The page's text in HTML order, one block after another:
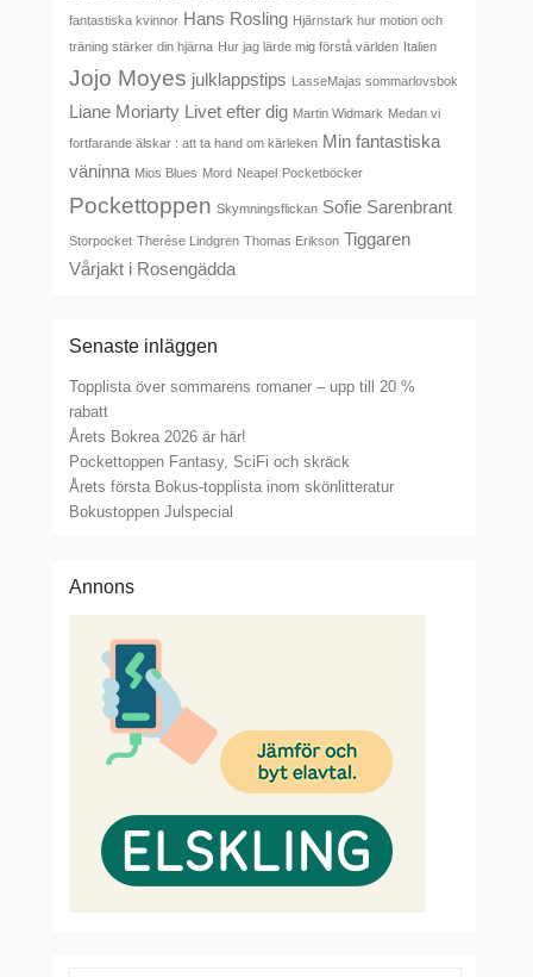
fantastiska kvinnor Hans Rosling Hjärnstark hur motion och
träning stärker din hjärna Hur jag lärde mig förstå världen Italien
Jojo Moyes julklappstips LasseMajas sommarlovsbok
Liane Moriarty Livet efter dig Martin Widmark Medan vi
fortfarande älskar : att ta hand om kärleken Min fantastiska
väninna Mios Blues Mord Neapel Pocketböcker
Pockettoppen Skymningsflickan Sofie Sarenbrant
Storpocket Therése Lindgren Thomas Erikson Tiggaren
Vårjakt i Rosengädda
Senaste inläggen
Topplista över sommarens romaner – upp till 20 %
rabatt
Årets Bokrea 2026 är här!
Pockettoppen Fantasy, SciFi och skräck
Årets första Bokus-topplista inom skönlitteratur
Bokustoppen Julspecial
Annons